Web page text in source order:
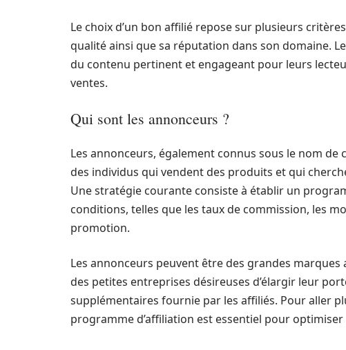
Le choix d’un bon affilié repose sur plusieurs
qualité ainsi que sa réputation dans son domaine.
du contenu pertinent et engageant pour leurs
ventes.
Qui sont les annonceurs ?
Les annonceurs, également connus sous le nom
des individus qui vendent des produits et qui
Une stratégie courante consiste à établir un
conditions, telles que les taux de commission, les
promotion.
Les annonceurs peuvent être des grandes
des petites entreprises désireuses d’élargir leur
supplémentaires fournie par les affiliés. Pour aller
programme d’affiliation est essentiel pour optimiser